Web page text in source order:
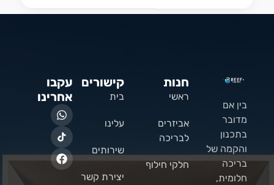
בין אם
מדובר
בתכנון
והקמה של
בריכה
חלומית,
חנות
ראשי
אביזרים
לבריכה
חלקי חילוף
קישורים
בית
עלינו
שירותים
יצירת קשר
עקבו
אחרינו